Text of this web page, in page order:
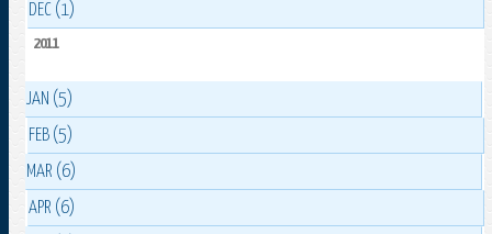
DEC (1)
2011
JAN (5)
FEB (5)
MAR (6)
APR (6)